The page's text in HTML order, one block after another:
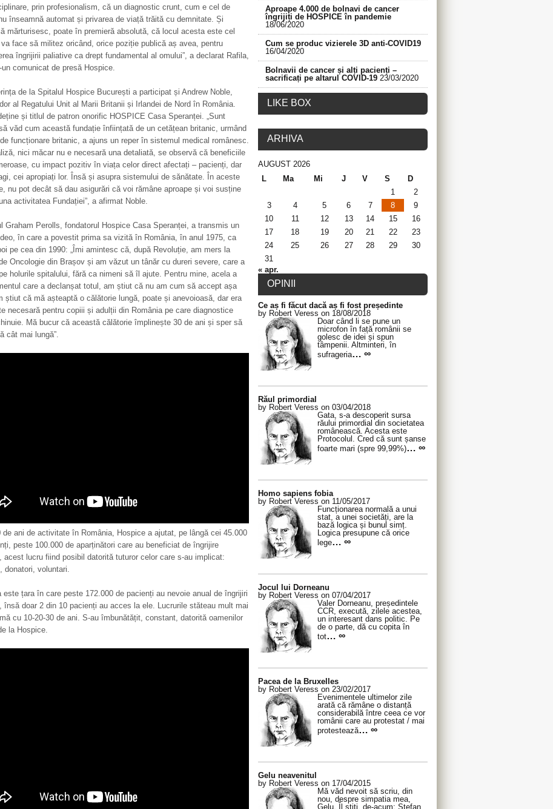
prin profesionalism, că un diagnostic crunt, cum e cel de
înseamnă automat și privarea de viață trăită cu demnitate. Și
mărturisesc, poate în premieră absolută, că locul acesta este cel
face să militez oricând, orice poziție publică aș avea, pentru
îngrijirii paliative ca drept fundamental al omului”, a declarat Rafila,
comunicat de presă Hospice.
de la Spitalul Hospice București a participat și Andrew Noble,
al Regatului Unit al Marii Britanii și Irlandei de Nord în România.
și titlul de patron onorific HOSPICE Casa Speranței. „Sunt
văd cum această fundație înființată de un cetățean britanic, urmând
funcționare britanic, a ajuns un reper în sistemul medical românesc.
nici măcar nu e necesară una detaliată, se observă că beneficiile
cu impact pozitiv în viața celor direct afectați – pacienți, dar
cei apropiați lor. Însă și asupra sistemului de sănătate. În aceste
nu pot decât să dau asigurări că voi rămâne aproape și voi susține
activitatea Fundației”, a afirmat Noble.
Graham Perolls, fondatorul Hospice Casa Speranței, a transmis un
în care a povestit prima sa vizită în România, în anul 1975, ca
pe cea din 1990: „Îmi amintesc că, după Revoluție, am mers la
Oncologie din Brașov și am văzut un tânăr cu dureri severe, care a
holurile spitalului, fără ca nimeni să îl ajute. Pentru mine, acela a
care a declanșat totul, am știut că nu am cum să accept așa
știut că mă așteaptă o călătorie lungă, poate și anevoioasă, dar era
necesară pentru copiii și adulții din România pe care diagnostice
Mă bucur că această călătorie împlinește 30 de ani și sper să
cât mai lungă”.
de ani de activitate în România, Hospice a ajutat, pe lângă cei 45.000
peste 100.000 de aparținători care au beneficiat de îngrijire
acest lucru fiind posibil datorită tuturor celor care s-au implicat:
donatori, voluntari.
este țara în care peste 172.000 de pacienți au nevoie anual de îngrijiri
însă doar 2 din 10 pacienți au acces la ele. Lucrurile stăteau mult mai
cu 10-20-30 de ani. S-au îmbunătățit, constant, datorită oamenilor
la Hospice.
Aproape 4.000 de bolnavi de cancer
îngrijiți de HOSPICE în pandemie
18/06/2020
Cum se produc vizierele 3D anti-COVID19
16/04/2020
Bolnavii de cancer și alți pacienți –
sacrificați pe altarul COVID-19 23/03/2020
LIKE BOX
ARHIVA
AUGUST 2026
L
Ma Mi J V S
D
1
2
3
4 5 6 7 8
9
10
11 12 13 14 15
16
17
18 19 20 21 22
23
24
25 26 27 28 29
30
31
« apr.
OPINII
Ce aș fi făcut dacă aș fi fost președinte
by Robert Veress on 18/08/2018
Doar când li se pune un
microfon în față românii se
golesc de idei și spun
tâmpenii. Altminteri, în
sufrageria… ∞
Răul primordial
by Robert Veress on 03/04/2018
Gata, s-a descoperit sursa
răului primordial din societatea
românească. Acesta este
Protocolul. Cred că sunt șanse
foarte mari (spre 99,99%)… ∞
Homo sapiens fobia
by Robert Veress on 11/05/2017
Funcționarea normală a unui
stat, a unei societăți, are la
bază logica și bunul simț.
Logica presupune că orice
lege… ∞
Jocul lui Dorneanu
by Robert Veress on 07/04/2017
Valer Dorneanu, președintele
CCR, execută, zilele acestea,
un interesant dans politic. Pe
de o parte, dă cu copita în
tot… ∞
Pacea de la Bruxelles
by Robert Veress on 23/02/2017
Evenimentele ultimelor zile
arată că rămâne o distanță
considerabilă între ceea ce vor
românii care au protestat / mai
protestează… ∞
Gelu neavenitul
by Robert Veress on 17/04/2015
Mă văd nevoit să scriu, din
nou, despre simpatia mea,
Gelu. Îl știți, de-acum: Ștefan